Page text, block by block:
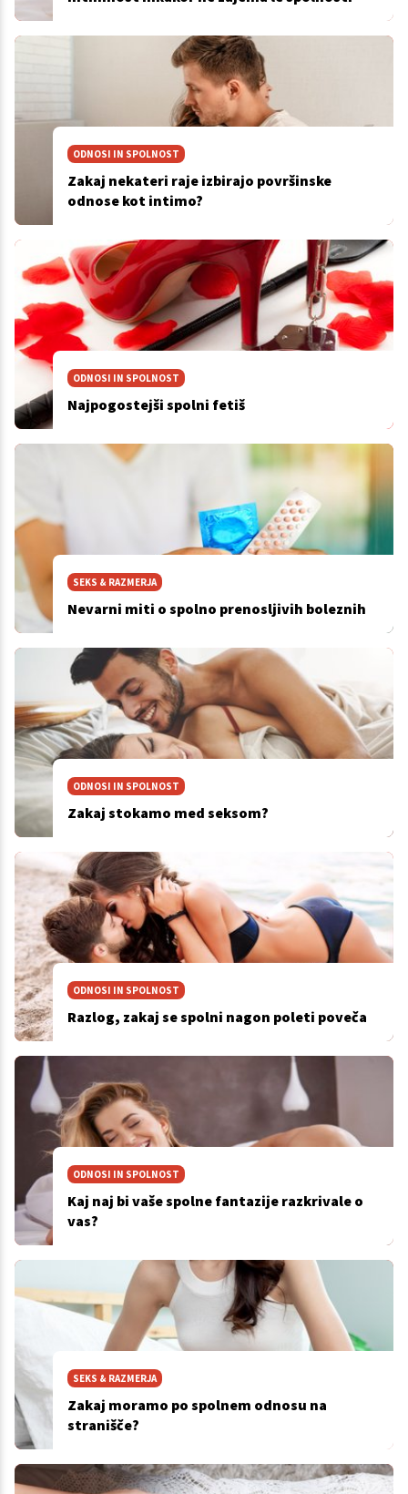
ODNOSI IN SPOLNOST
Zakaj nekateri raje izbirajo površinske
odnose kot intimo?
ODNOSI IN SPOLNOST
Najpogostejši spolni fetiš
SEKS & RAZMERJA
Nevarni miti o spolno prenosljivih boleznih
ODNOSI IN SPOLNOST
Zakaj stokamo med seksom?
ODNOSI IN SPOLNOST
Razlog, zakaj se spolni nagon poleti poveča
ODNOSI IN SPOLNOST
Kaj naj bi vaše spolne fantazije razkrivale o
vas?
SEKS & RAZMERJA
Zakaj moramo po spolnem odnosu na
stranišče?